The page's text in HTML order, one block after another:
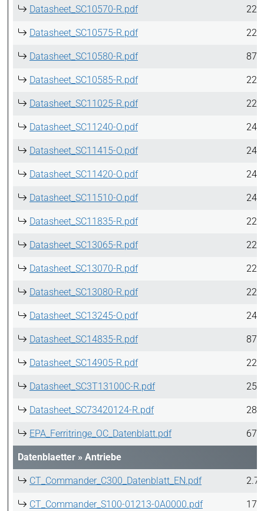
Datasheet_SC10570-R.pdf
Datasheet_SC10575-R.pdf
Datasheet_SC10580-R.pdf
Datasheet_SC10585-R.pdf
Datasheet_SC11025-R.pdf
Datasheet_SC11240-O.pdf
Datasheet_SC11415-O.pdf
Datasheet_SC11420-O.pdf
Datasheet_SC11510-O.pdf
Datasheet_SC11835-R.pdf
Datasheet_SC13065-R.pdf
Datasheet_SC13070-R.pdf
Datasheet_SC13080-R.pdf
Datasheet_SC13245-O.pdf
Datasheet_SC14835-R.pdf
Datasheet_SC14905-R.pdf
Datasheet_SC3T13100C-R.pdf
Datasheet_SC73420124-R.pdf
EPA_Ferritringe_OC_Datenblatt.pdf
Datenblaetter » Antriebe
CT_Commander_C300_Datenblatt_EN.pdf
CT_Commander_S100-01213-0A0000.pdf